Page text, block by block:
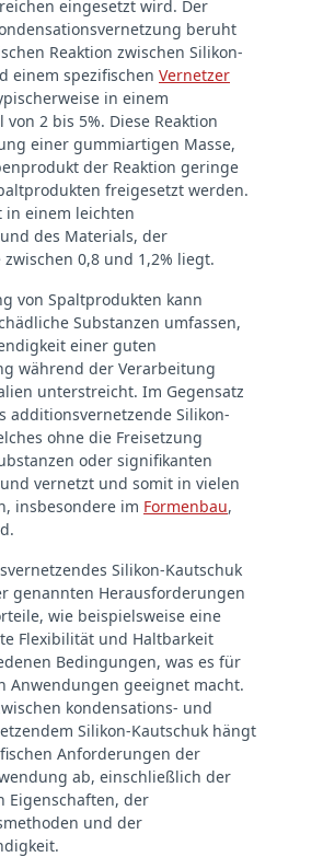
eingesetzt wird. Der
beruht
Reaktion zwischen Silikon-
einem spezifischen Vernetzer
in einem
2 bis 5%. Diese Reaktion
einer gummiartigen Masse,
der Reaktion geringe
freigesetzt werden.
in einem leichten
des Materials, der
0,8 und 1,2% liegt.
von Spaltprodukten kann
Substanzen umfassen,
einer guten
während der Verarbeitung
unterstreicht. Im Gegensatz
additionsvernetzende Silikon-
ohne die Freisetzung
oder signifikanten
vernetzt und somit in vielen
insbesondere im Formenbau,
Silikon-Kautschuk
genannten Herausforderungen
wie beispielsweise eine
Flexibilität und Haltbarkeit
Bedingungen, was es für
Anwendungen geeignet macht.
kondensations- und
Silikon-Kautschuk hängt
Anforderungen der
ab, einschließlich der
Eigenschaften, der
und der